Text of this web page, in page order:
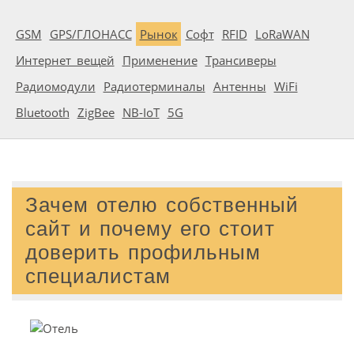
GSM GPS/ГЛОНАСС Рынок Софт RFID LoRaWAN
Интернет вещей Применение Трансиверы
Радиомодули Радиотерминалы Антенны WiFi
Bluetooth ZigBee NB-IoT 5G
Зачем отелю собственный
сайт и почему его стоит
доверить профильным
специалистам